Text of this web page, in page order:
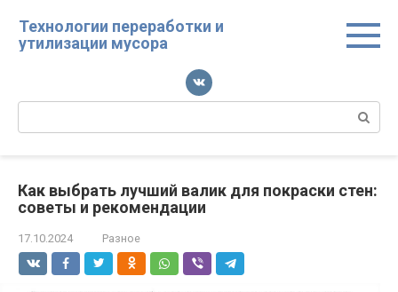
контенту
Технологии переработки и
утилизации мусора
Поиск:
Как выбрать лучший валик для покраски стен:
советы и рекомендации
17.10.2024 Разное